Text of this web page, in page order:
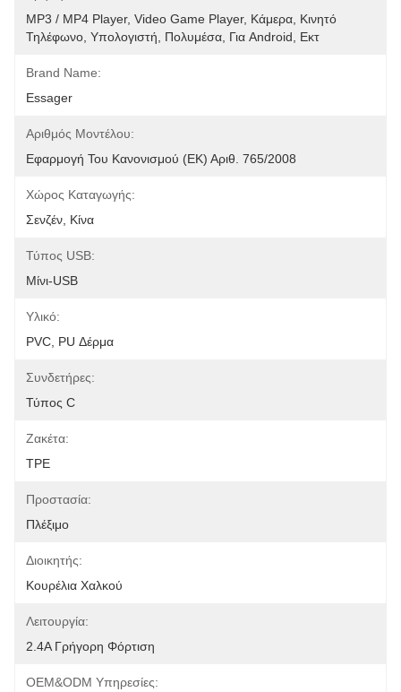
MP3 / MP4 Player, Video Game Player, Κάμερα, Κινητό
Τηλέφωνο, Υπολογιστή, Πολυμέσα, Για Android, Εκτ
Brand Name:
Essager
Αριθμός Μοντέλου:
Εφαρμογή Του Κανονισμού (ΕΚ) Αριθ. 765/2008
Χώρος Καταγωγής:
Σενζέν, Κίνα
Τύπος USB:
Μίνι-USB
Υλικό:
PVC, PU Δέρμα
Συνδετήρες:
Τύπος C
Ζακέτα:
ΤΡΕ
Προστασία:
Πλέξιμο
Διοικητής:
Κουρέλια Χαλκού
Λειτουργία:
2.4Α Γρήγορη Φόρτιση
OEM&ODM Υπηρεσίες: